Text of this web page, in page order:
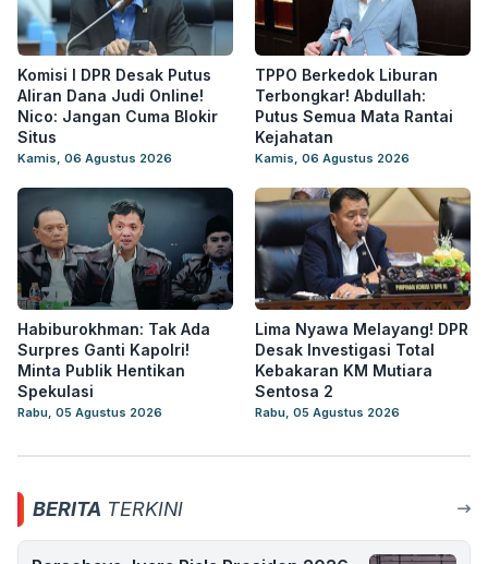
Komisi I DPR Desak Putus
Aliran Dana Judi Online!
Nico: Jangan Cuma Blokir
Situs
Kamis, 06 Agustus 2026
TPPO Berkedok Liburan
Terbongkar! Abdullah:
Putus Semua Mata Rantai
Kejahatan
Kamis, 06 Agustus 2026
Habiburokhman: Tak Ada
Surpres Ganti Kapolri!
Minta Publik Hentikan
Spekulasi
Rabu, 05 Agustus 2026
Lima Nyawa Melayang! DPR
Desak Investigasi Total
Kebakaran KM Mutiara
Sentosa 2
Rabu, 05 Agustus 2026
BERITA TERKINI